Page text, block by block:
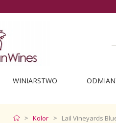
WINIARSTWO
Kolor Lail Vineyards